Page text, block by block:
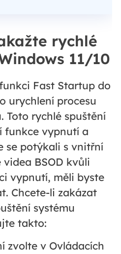
rychlé
11/10
Fast Startup do
urychlení procesu
Toto rychlé spuštění
funkce vypnutí a
se potýkali s vnitřní
BSOD kvůli
vypnutí, měli byste
Chcete-li zakázat
systému
takto:
zvolte v Ovládacích